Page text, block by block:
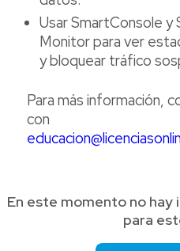
Usar SmartConsole y
Monitor para ver
y bloquear tráfico
Para más información,
con
En este momento no
para